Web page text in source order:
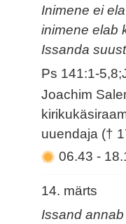
Inimene ei
inimene elab
Issanda
Ps 141:1-
Joachim
uuendaja (†
06.43-
14. märts
Issand